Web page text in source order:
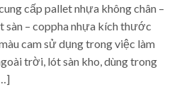
cấp pallet nhựa không chân –
sàn – coppha nhựa kích thước
cam sử dụng trong việc làm
trời, lót sàn kho, dùng trong